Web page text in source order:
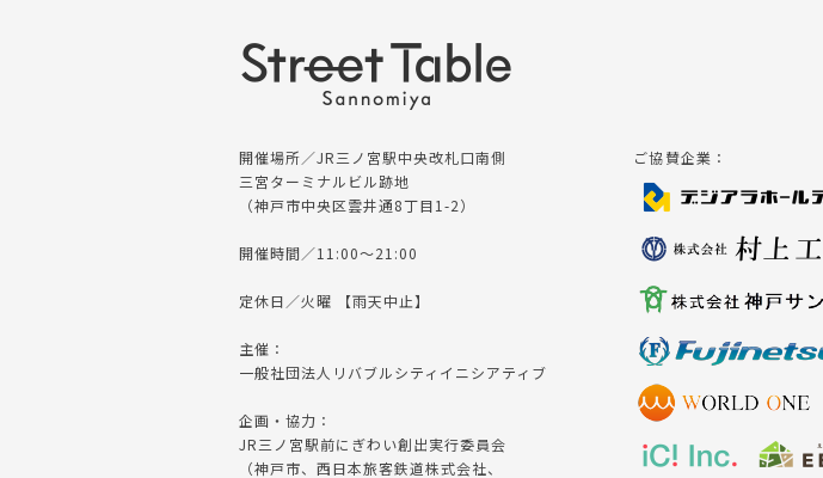
開催場所／JR三ノ宮駅中央改札口南側
三宮ターミナルビル跡地
（神戸市中央区雲井通8丁目1-2）
開催時間／11:00〜21:00
定休日／火曜 【雨天中止】
主催：
一般社団法人リバブルシティイニシアティブ
企画・協力：
JR三ノ宮駅前にぎわい創出実行委員会
（神戸市、西日本旅客鉄道株式会社、
ご協賛企業：